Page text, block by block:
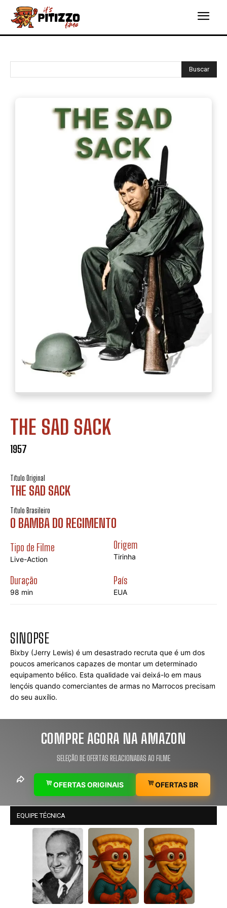
Buscar
THE SAD SACK
1957
Título Original
THE SAD SACK
Título Brasileiro
O BAMBA DO REGIMENTO
Tipo de Filme
Live-Action
Origem
Tirinha
Duração
98 min
País
EUA
SINOPSE
Bixby (Jerry Lewis) é um desastrado recruta que é um dos
poucos americanos capazes de montar um determinado
equipamento bélico. Esta qualidade vai deixá-lo em maus
lençóis quando comerciantes de armas no Marrocos precisam
do seu auxílio.
COMPRE AGORA NA AMAZON
SELEÇÃO DE OFERTAS RELACIONADAS AO FILME
OFERTAS ORIGINAIS OFERTAS BR
EQUIPE TÉCNICA